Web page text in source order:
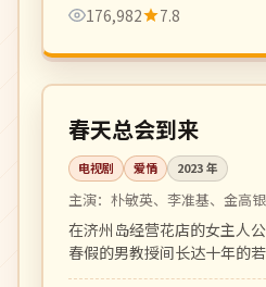
176,982
7.8
韩国
高分
春天总会到来
电视剧 爱情 2023年
主演： 朴敏英、李准基、金高银
在济州岛经营花店的女主人
春假的男教授间长达十年的
事，疗愈中年观众。